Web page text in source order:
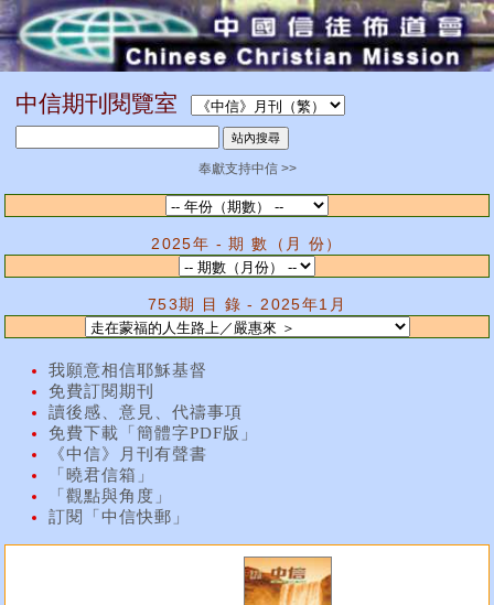
中信期刊閱覽室
奉獻支持中信 >>
2025年 - 期 數（月 份）
753期 目 錄 - 2025年1月
我願意相信耶穌基督
免費訂閱期刊
讀後感、意見、代禱事項
免費下載「簡體字PDF版」
《中信》月刊有聲書
「曉君信箱」
「觀點與角度」
訂閱「中信快郵」